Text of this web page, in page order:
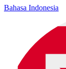
Bahasa Indonesia